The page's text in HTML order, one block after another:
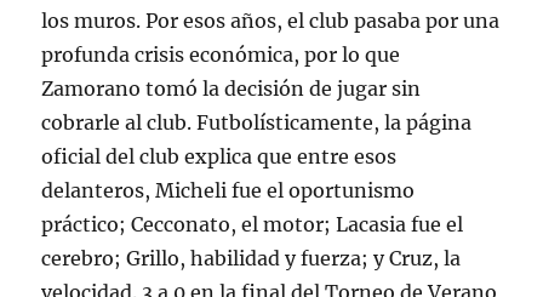
los muros. Por esos años, el club pasaba por una
profunda crisis económica, por lo que
Zamorano tomó la decisión de jugar sin
cobrarle al club. Futbolísticamente, la página
oficial del club explica que entre esos
delanteros, Micheli fue el oportunismo
práctico; Cecconato, el motor; Lacasia fue el
cerebro; Grillo, habilidad y fuerza; y Cruz, la
velocidad. 3 a 0 en la final del Torneo de Verano